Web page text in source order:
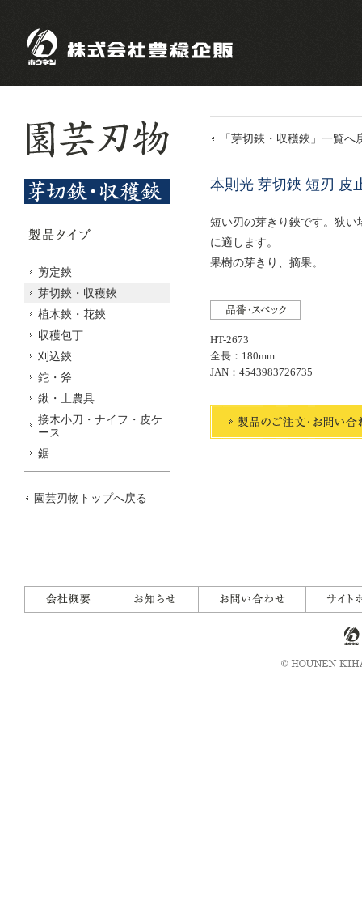
「芽切鋏・収穫鋏」一覧へ
本則光 芽切鋏 短刃 皮
短い刃の芽きり鋏です。狭い
に適します。
果樹の芽きり、摘果。
HT-2673
全長：180mm
JAN：4543983726735
剪定鋏
芽切鋏・収穫鋏
植木鋏・花鋏
収穫包丁
刈込鋏
鉈・斧
鍬・土農具
接木小刀・ナイフ・皮ケ
ース
鋸
園芸刃物トップへ戻る